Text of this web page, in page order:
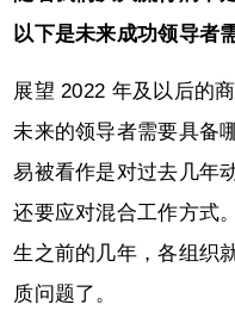
以下是未来成功领导者
展望 2022 年及以后的
未来的领导者需要具备
易被看作是对过去几年
还要应对混合工作方式
生之前的几年，各组织
质问题了。